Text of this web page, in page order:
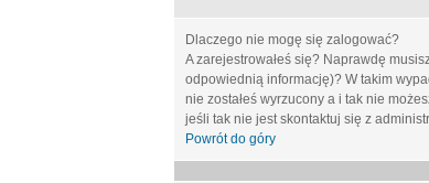
Dlaczego nie mogę się zalogować?
A zarejestrowałeś się? Naprawdę
odpowiednią informację)? W takim
nie zostałeś wyrzucony a i tak nie
jeśli tak nie jest skontaktuj się z
Powrót do góry